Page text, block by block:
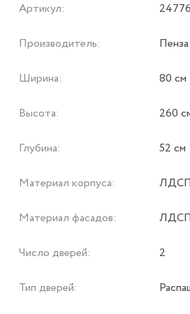
Артикул: 24776
Производитель:
Ширина: 80 см
Высота: 260
Глубина: 52 см
Материал корпуса: ЛДСП
Материал фасадов: ЛДСП
Число дверей: 2
Тип дверей: